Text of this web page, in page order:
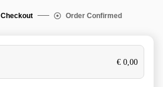
Checkout Order Confirmed
€ 0,00